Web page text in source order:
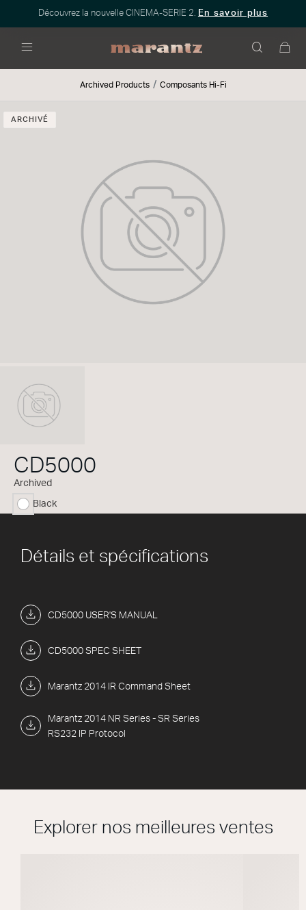
Découvrez la nouvelle CINEMA-SERIE 2. En savoir plus
Archived Products Composants Hi-Fi
ARCHIVÉ
CD5000
Archived
sélectionné
Black
Détails et spécifications
CD5000 USER'S MANUAL
CD5000 SPEC SHEET
Marantz 2014 IR Command Sheet
Marantz 2014 NR Series - SR Series
RS232 IP Protocol
Explorer nos meilleures ventes